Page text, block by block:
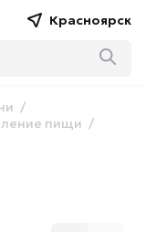
Красноярск
пищи